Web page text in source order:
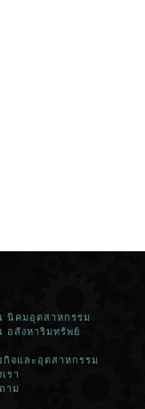
นิคมอุตสาหกรรม
อสังหาริมทรัพย์
กิจและอุตสาหกรรม
รา
าม